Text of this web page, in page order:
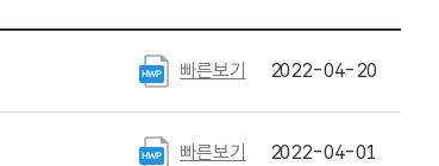
빠른보기 2022-04-20
빠른보기 2022-04-01